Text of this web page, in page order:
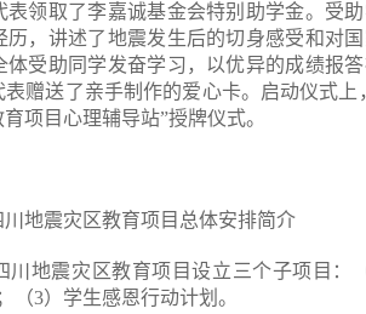
表领取了李嘉诚基金会特别助学金。受
历，讲述了地震发生后的切身感受和对
受助同学发奋学习，以优异的成绩报答
赠送了亲手制作的爱心卡。启动仪式上
项目心理辅导站”授牌仪式。
地震灾区教育项目总体安排简介
川地震灾区教育项目设立三个子项目：
（3）学生感恩行动计划。